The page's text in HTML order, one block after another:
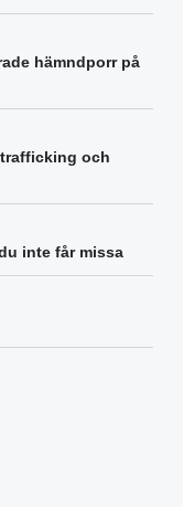
hämndporr på
och
inte får missa